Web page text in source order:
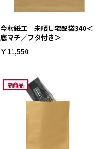
今村紙工 未晒し宅配袋340＜
底マチ／フタ付き＞
￥11,550
新商品